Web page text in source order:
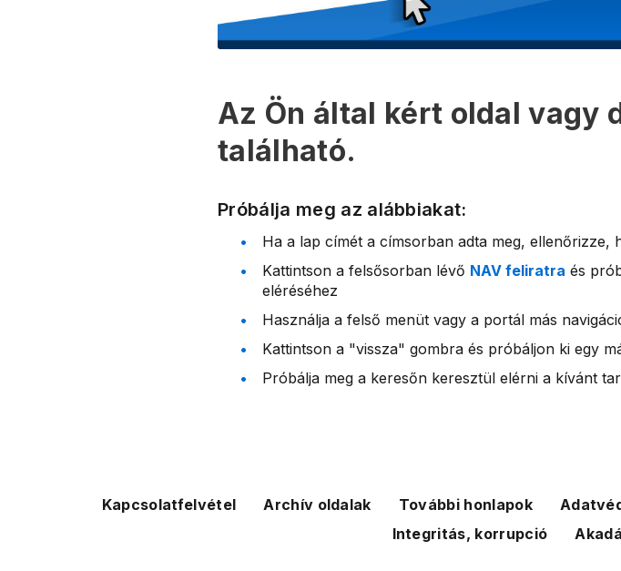
Az Ön által kért oldal vagy
található.
Próbálja meg az alábbiakat:
Ha a lap címét a címsorban adta meg, ellenőrizze,
Kattintson a felsősorban lévő NAV feliratra és
eléréséhez
Használja a felső menüt vagy a portál más
Kattintson a "vissza" gombra és próbáljon ki egy
Próbálja meg a keresőn keresztül elérni a kívánt
Kapcsolatfelvétel Archív oldalak További honlapok
Integritás, korrupció